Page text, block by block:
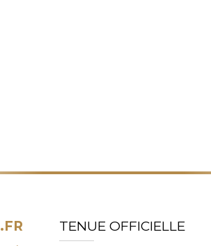
.FR
TENUE OFFICIELLE